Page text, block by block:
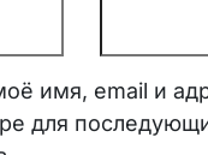
имя, email и
для